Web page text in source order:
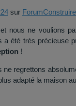
sur
nous ne voulions
a été très précieuse
!
ne regrettons
adapté la maison